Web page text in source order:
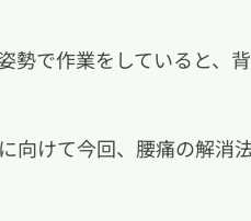
勢で作業をしていると、
向けて今回、腰痛の解消